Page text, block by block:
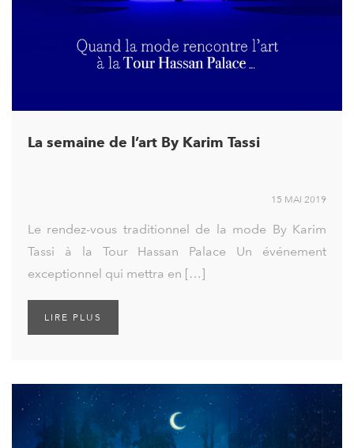
La semaine de l’art By Karim Tassi
15 MAI 2019
Le rendez-vous traditionnel de la mode By Karim
Tassi à la Tour Hassan Palace Un événement
exceptionnel qui mettra en […]
LIRE PLUS